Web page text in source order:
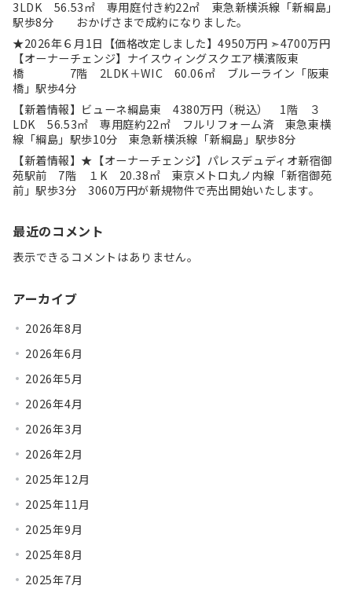
3LDK 56.53㎡ 専用庭付き約22㎡ 東急新横浜線「新綱島」
駅歩8分 おかげさまで成約になりました。
★2026年６月1日【価格改定しました】4950万円 ➣4700万円
【オーナーチェンジ】ナイスウィングスクエア横濱阪東
橋 7階 2LDK＋WIC 60.06㎡ ブルーライン「阪東
橋」駅歩4分
【新着情報】ビューネ綱島東 4380万円（税込） 1階 ３
LDK 56.53㎡ 専用庭約22㎡ フルリフォーム済 東急東横
線「綱島」駅歩10分 東急新横浜線「新綱島」駅歩8分
【新着情報】★【オーナーチェンジ】パレスデュディオ新宿御
苑駅前 7階 １K 20.38㎡ 東京メトロ丸ノ内線「新宿御苑
前」駅歩3分 3060万円が新規物件で売出開始いたします。
最近のコメント
表示できるコメントはありません。
アーカイブ
2026年8月
2026年6月
2026年5月
2026年4月
2026年3月
2026年2月
2025年12月
2025年11月
2025年9月
2025年8月
2025年7月